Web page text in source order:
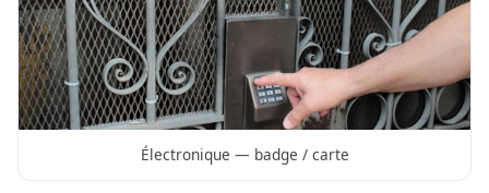
Électronique — badge / carte